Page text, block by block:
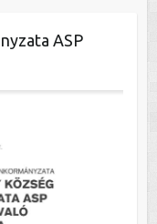
ASP